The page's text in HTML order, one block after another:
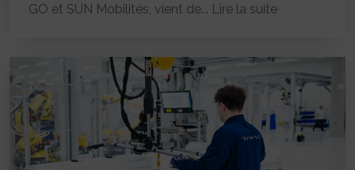
GO et SUN Mobilités, vient de... Lire la suite